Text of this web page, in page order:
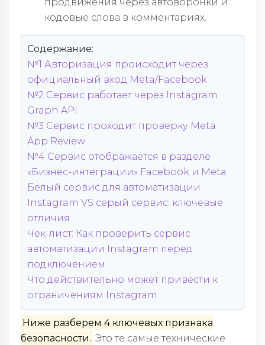
кодовые слова в комментариях.
Содержание:
№1 Авторизация происходит через
официальный вход Meta/Facebook
№2 Сервис работает через Instagram
Graph API
№3 Сервис проходит проверку Meta
App Review
№4 Сервис отображается в разделе
«Бизнес-интеграции» Facebook и Meta
Белый сервис для автоматизации
Instagram VS серый сервис: ключевые
отличия
Чек-лист: Как проверить сервис
автоматизации Instagram перед
подключением
Что действительно может привести к
ограничениям Instagram
Ниже разберем 4 ключевых признака
безопасности. Это те самые технические